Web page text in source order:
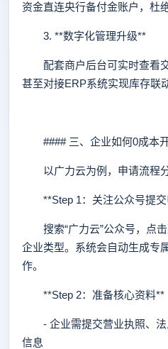
资金直连央行备付金账户，杜绝
3. **数字化管理升级**
配套商户后台可实时查看交
甚至对接ERP系统实现库存联动
#### 三、企业如何0成本开
以广力云为例，申请流程分
**Step 1：关注公众号提交
搜索“广力云”公众号，点击
企业类型。系统会自动生成专
作。
**Step 2：准备核心资料**
- 企业需提交营业执照、法
信息